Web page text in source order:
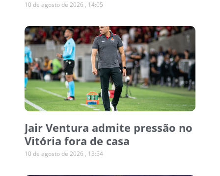
10 de agosto de 2026 14:05
Jair Ventura admite pressão no
Vitória fora de casa
10 de agosto de 2026 13:54